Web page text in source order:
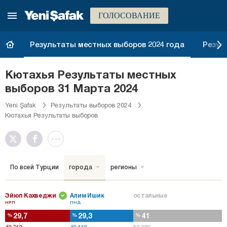
ГОЛОСОВАНИЕ
Результаты местных выборов 2024 года
Кютахья Результаты местных
выборов 31 Марта 2024
Yeni Şafak
Результаты выборов 2024
Кютахья Результаты выборов
По всей Турции города регионы
Эйюп Кахведжи
НРП
% 29,7
Алим Ишик
ПНД
% 29,3
остальные
% 41